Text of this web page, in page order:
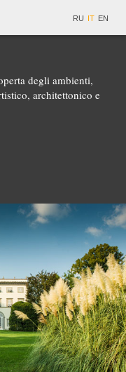
RU IT EN
degli ambienti,
architettonico e